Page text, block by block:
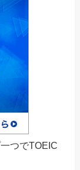
つでTOEIC